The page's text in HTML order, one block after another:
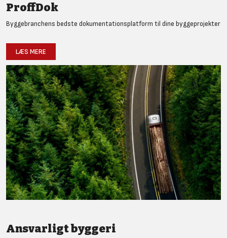
ProffDok
Byggebranchens bedste dokumentationsplatform til dine byggeprojekter
LÆS MERE
Ansvarligt byggeri